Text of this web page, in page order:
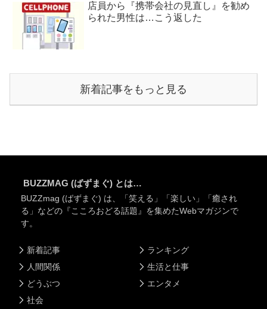
店員から『携帯会社の見直し』を勧め
られた男性は…こう返した
新着記事をもっと見る
BUZZMAG (ばずまぐ) とは…
BUZZmag (ばずまぐ) は、「笑える」「楽しい」「癒され
る」などの『こころおどる話題』を集めたWebマガジンで
す。
新着記事
人間関係
どうぶつ
社会
ランキング
生活と仕事
エンタメ